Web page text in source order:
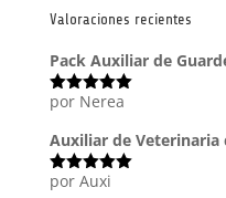
Valoraciones recientes
Pack Auxiliar de
Valorado
por Nerea
Auxiliar de
Valorado
por Auxi